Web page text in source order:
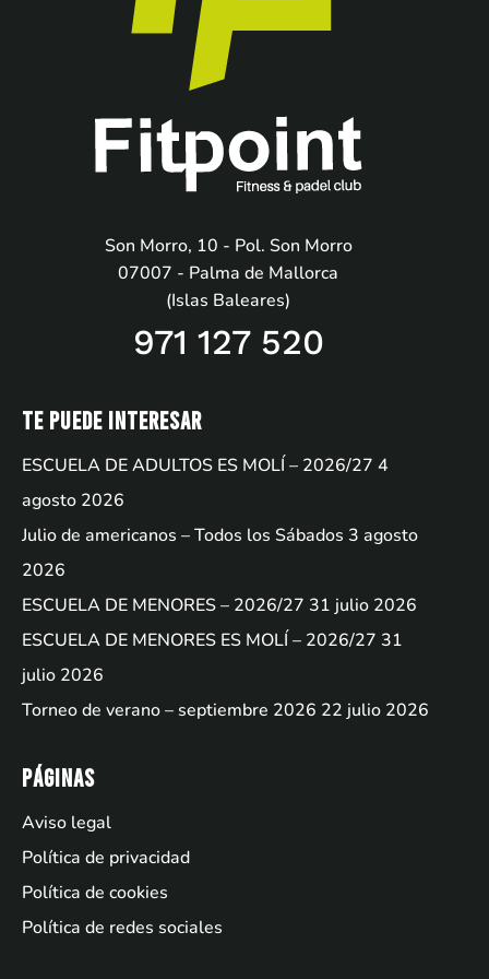
Son Morro, 10 - Pol. Son Morro
07007 - Palma de Mallorca
(Islas Baleares)
971 127 520
Te puede interesar
ESCUELA DE ADULTOS ES MOLÍ – 2026/27 4
agosto 2026
Julio de americanos – Todos los Sábados 3 agosto
2026
ESCUELA DE MENORES – 2026/27 31 julio 2026
ESCUELA DE MENORES ES MOLÍ – 2026/27 31
julio 2026
Torneo de verano – septiembre 2026 22 julio 2026
Páginas
Aviso legal
Política de privacidad
Política de cookies
Política de redes sociales